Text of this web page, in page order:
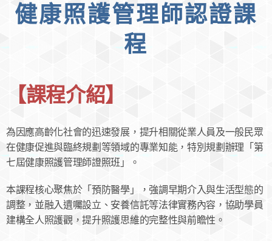
健康照護管理師認證課
程
【課程介紹】
為因應高齡化社會的迅速發展，提升相關從業人員及一般民眾
在健康促進與臨終規劃等領域的專業知能，特別規劃辦理「第
七屆健康照護管理師證照班」。
本課程核心聚焦於「預防醫學」，強調早期介入與生活型態的
調整，並融入遺囑設立、安養信託等法律實務內容，協助學員
建構全人照護觀，提升照護思維的完整性與前瞻性。